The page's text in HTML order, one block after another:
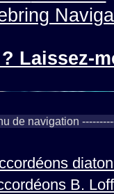
Laissez-
B.